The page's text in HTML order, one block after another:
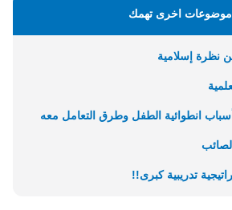
موضوعات اخرى تهمك
نظرة إسلامية
انطوائية الطفل وطرق التعامل معه
تدريبية كبرى!!